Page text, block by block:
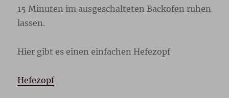
15 Minuten im ausgeschalteten Backofen ruhen
lassen.
Hier gibt es einen einfachen Hefezopf
Hefezopf